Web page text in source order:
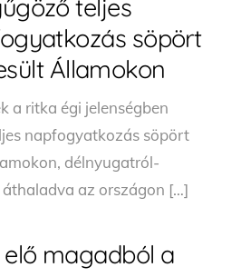
teljes
söpört
Államokon
a ritka égi jelenségben
napfogyatkozás söpört
délnyugatról-
az országon […]
elő magadból a